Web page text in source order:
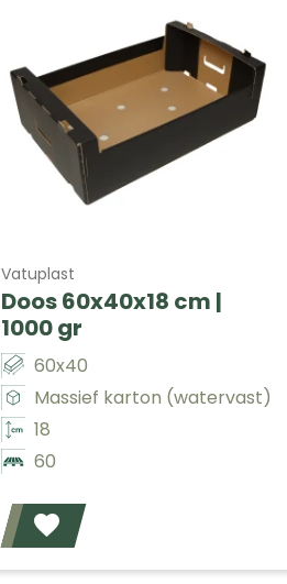
Vatuplast
Doos 60x40x18 cm |
1000 gr
60x40
Massief karton (watervast)
18
60